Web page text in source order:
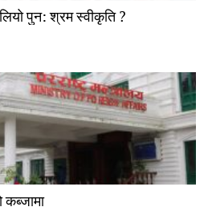
पुन: श्रम स्वीकृति ?
कब्जामा